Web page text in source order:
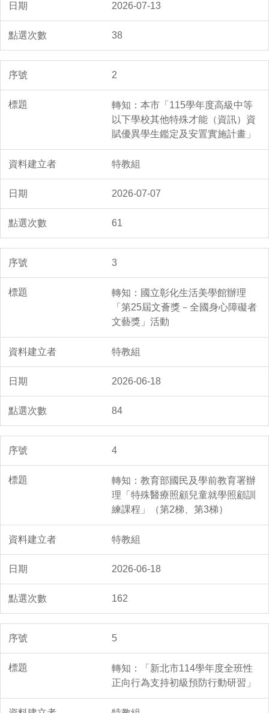
2026-07-13
38
2
轉知：本市「115學年度高級中等
以下學校其他特殊才能（資訊）資
賦優異學生鑑定及安置實施計畫」
特教組
2026-07-07
61
3
轉知：國立彰化生活美學館辦理
「第25屆文薈獎－全國身心障礙者
文藝獎」活動
特教組
2026-06-18
84
4
轉知：教育部國民及學前教育署辦
理「特殊醫療照顧兒童就學照顧訓
練課程」（第2梯、第3梯）
特教組
2026-06-18
162
5
轉知：「新北市114學年度全班性
正向行為支持初級預防行動研習」